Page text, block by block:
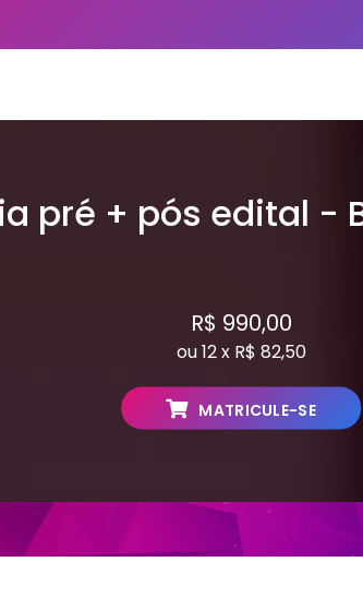
pré + pós edital -
R$ 990,00
ou 12 x R$ 82,50
MATRICULE-SE